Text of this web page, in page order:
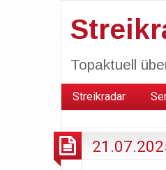
Topaktuell
Streikradar